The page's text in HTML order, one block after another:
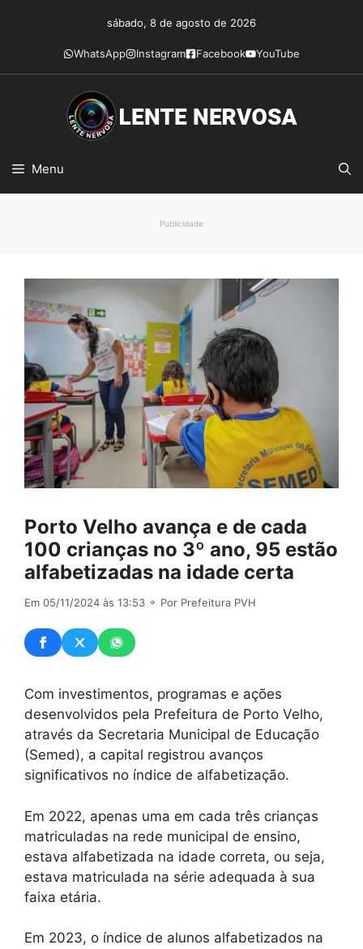
conteúdo
sábado, 8 de agosto de 2026
WhatsApp Instagram Facebook YouTube
Menu
Publicidade
Porto Velho avança e de cada
100 crianças no 3º ano, 95 estão
alfabetizadas na idade certa
Em 05/11/2024 às 13:53 ⚬ Por Prefeitura PVH
Com investimentos, programas e ações
desenvolvidos pela Prefeitura de Porto Velho,
através da Secretaria Municipal de Educação
(Semed), a capital registrou avanços
significativos no índice de alfabetização.
Em 2022, apenas uma em cada três crianças
matriculadas na rede municipal de ensino,
estava alfabetizada na idade correta, ou seja,
estava matriculada na série adequada à sua
faixa etária.
Em 2023, o índice de alunos alfabetizados na